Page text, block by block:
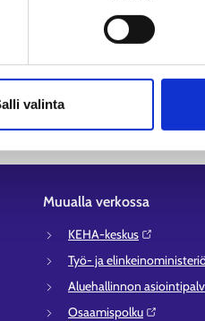
valinta
Muualla verkossa
KEHA-keskus⁠
Työ- ja
Aluehallinnon
Osaamispolku⁠